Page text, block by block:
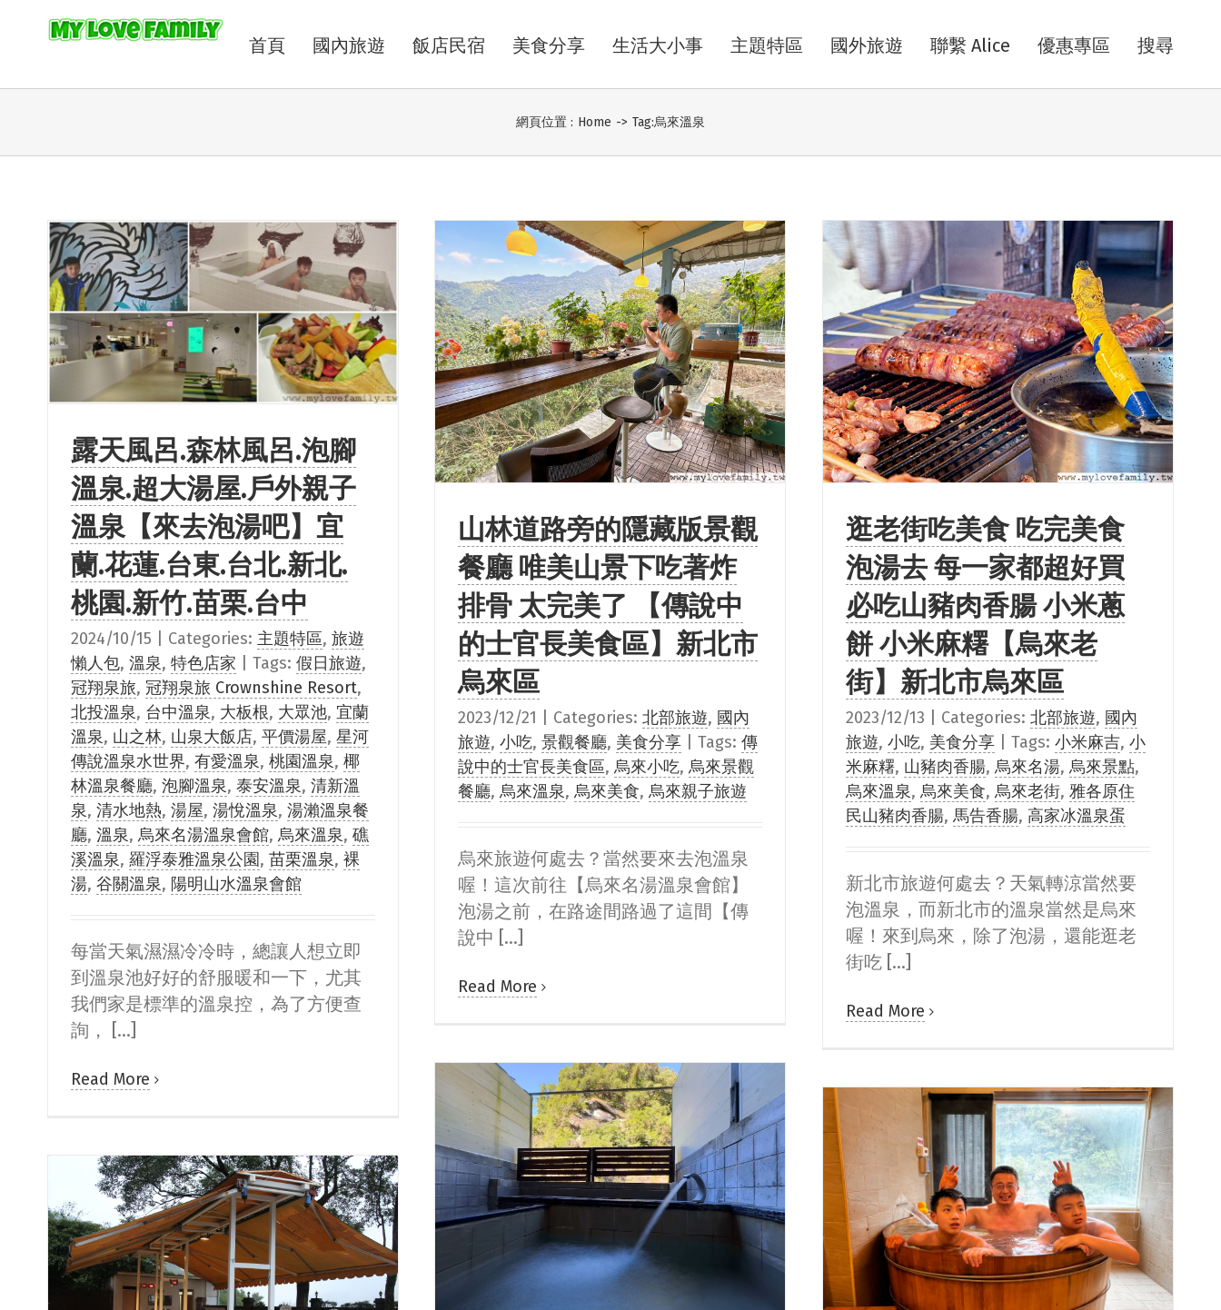
首頁 國內旅遊 飯店民宿 美食分享 生活大小事 主題特區 國外旅遊 聯繫 Alice 優惠專區 搜尋
網頁位置 : Home -> Tag:烏來溫泉
露天風呂.森林風呂.泡腳
溫泉.超大湯屋.戶外親子
溫泉【來去泡湯吧】宜
蘭.花蓮.台東.台北.新北.
桃園.新竹.苗栗.台中
2024/10/15 Categories: 主題特區, 旅遊
懶人包, 溫泉, 特色店家 Tags: 假日旅遊,
冠翔泉旅, 冠翔泉旅 Crownshine Resort,
北投溫泉, 台中溫泉, 大板根, 大眾池, 宜蘭
溫泉, 山之林, 山泉大飯店, 平價湯屋, 星河
傳說溫泉水世界, 有愛溫泉, 桃園溫泉, 椰
林溫泉餐廳, 泡腳溫泉, 泰安溫泉, 清新溫
泉, 清水地熱, 湯屋, 湯悅溫泉, 湯瀨溫泉餐
廳, 溫泉, 烏來名湯溫泉會館, 烏來溫泉, 礁
溪溫泉, 羅浮泰雅溫泉公園, 苗栗溫泉, 裸
湯, 谷關溫泉, 陽明山水溫泉會館
每當天氣濕濕冷冷時，總讓人想立即
到溫泉池好好的舒服暖和一下，尤其
我們家是標準的溫泉控，為了方便查
詢， [...]
Read More
山林道路旁的隱藏版景觀
餐廳 唯美山景下吃著炸
排骨 太完美了 【傳說中
的士官長美食區】新北市
烏來區
2023/12/21 Categories: 北部旅遊, 國內
旅遊, 小吃, 景觀餐廳, 美食分享 Tags: 傳
說中的士官長美食區, 烏來小吃, 烏來景觀
餐廳, 烏來溫泉, 烏來美食, 烏來親子旅遊
烏來旅遊何處去？當然要來去泡溫泉
喔！這次前往【烏來名湯溫泉會館】
泡湯之前，在路途間路過了這間【傳
說中 [...]
Read More
逛老街吃美食 吃完美食
泡湯去 每一家都超好買
必吃山豬肉香腸 小米蔥
餅 小米麻糬【烏來老
街】新北市烏來區
2023/12/13 Categories: 北部旅遊, 國內
旅遊, 小吃, 美食分享 Tags: 小米麻吉, 小
米麻糬, 山豬肉香腸, 烏來名湯, 烏來景點,
烏來溫泉, 烏來美食, 烏來老街, 雅各原住
民山豬肉香腸, 馬告香腸, 高家冰溫泉蛋
新北市旅遊何處去？天氣轉涼當然要
泡溫泉，而新北市的溫泉當然是烏來
喔！來到烏來，除了泡湯，還能逛老
街吃 [...]
Read More